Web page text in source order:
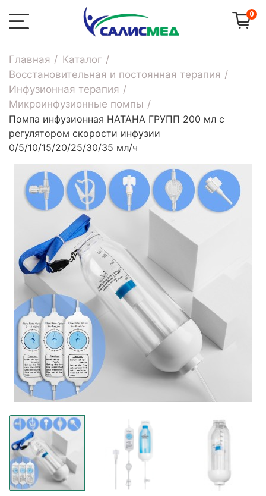
0
Главная
Каталог
Восстановительная и постоянная терапия
Инфузионная терапия
Микроинфузионные помпы
Помпа инфузионная НАТАНА ГРУПП 200 мл с
регулятором скорости инфузии
0/5/10/15/20/25/30/35 мл/ч